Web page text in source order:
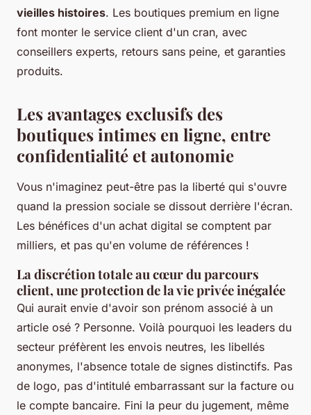
vieilles histoires. Les boutiques premium en ligne
font monter le service client d'un cran, avec
conseillers experts, retours sans peine, et garanties
produits.
Les avantages exclusifs des
boutiques intimes en ligne, entre
confidentialité et autonomie
Vous n'imaginez peut-être pas la liberté qui s'ouvre
quand la pression sociale se dissout derrière l'écran.
Les bénéfices d'un achat digital se comptent par
milliers, et pas qu'en volume de références !
La discrétion totale au cœur du parcours
client, une protection de la vie privée inégalée
Qui aurait envie d'avoir son prénom associé à un
article osé ? Personne. Voilà pourquoi les leaders du
secteur préfèrent les envois neutres, les libellés
anonymes, l'absence totale de signes distinctifs. Pas
de logo, pas d'intitulé embarrassant sur la facture ou
le compte bancaire. Fini la peur du jugement, même